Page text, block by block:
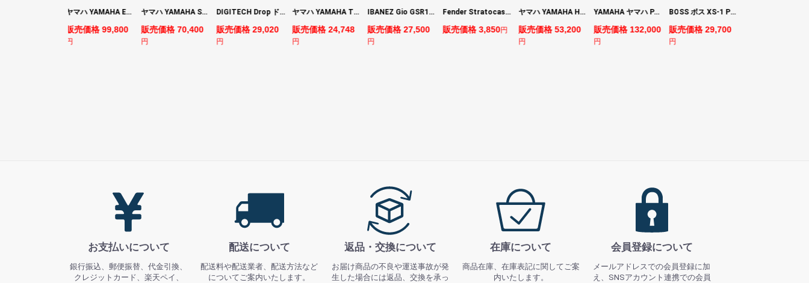
ヤマハ YAMAHA EMX7 12ch パワードミキサー
販売価格 99,800
円
ヤマハ YAMAHA SLG200S TBL サイレントギター
販売価格 70,400
円
DIGITECH Drop ドロップ・リチューニング・エフェクト
販売価格 29,020
円
ヤマハ YAMAHA THR5 コンパクトギターアンプ 小型アンプ
販売価格 24,748
円
IBANEZ Gio GSR180-LBF エレキベース
販売価格 27,500
円
Fender Stratocaster Cutting Board カッティングボード（まな板）
販売価格 3,850円
ヤマハ YAMAHA HS7 パワードスタジオモニタースピーカー×2本
販売価格 53,200
円
YAMAHA ヤマハ PACS+12M SB Pacifica Standard Plus パシフィカスタンダードプラス エレキギター
販売価格 132,000
円
BOSS ボス XS-1 Poly Shifter ギターエフェクター ピッチシフター
販売価格 29,700
円
お支払いについて
銀行振込、郵便振替、代金引換、
クレジットカード、楽天ペイ、
配送について
配送料や配送業者、配送方法など
についてご案内いたします。
返品・交換について
お届け商品の不良や運送事故が発
生した場合には返品、交換を承っ
在庫について
商品在庫、在庫表記に関してご案
内いたします。
会員登録について
メールアドレスでの会員登録に加
え、SNSアカウント連携での会員